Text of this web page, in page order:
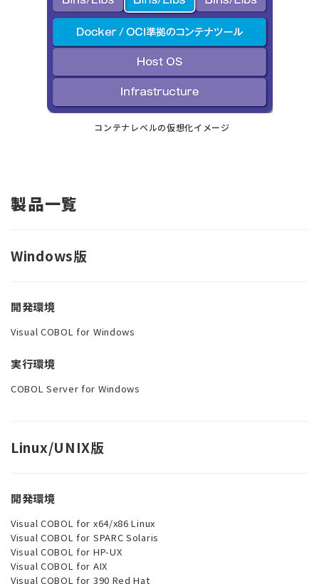
コンテナレベルの仮想化イメージ
製品一覧
Windows版
開発環境
Visual COBOL for Windows
実行環境
COBOL Server for Windows
Linux/UNIX版
開発環境
Visual COBOL for x64/x86 Linux
Visual COBOL for SPARC Solaris
Visual COBOL for HP-UX
Visual COBOL for AIX
Visual COBOL for 390 Red Hat